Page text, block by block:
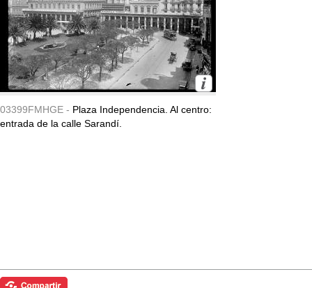
03399FMHGE - Plaza Independencia. Al centro:
entrada de la calle Sarandí.